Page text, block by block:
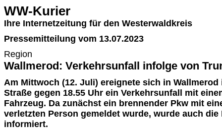
WW-Kurier
Ihre Internetzeitung für den Westerwaldkreis
Pressemitteilung vom 13.07.2023
Region
Wallmerod: Verkehrsunfall infolge von
Am Mittwoch (12. Juli) ereignete sich in
Straße gegen 18.55 Uhr ein Verkehrsunfall mit
Fahrzeug. Da zunächst ein brennender Pkw mit
verletzten Person gemeldet wurde, wurde auch
informiert.